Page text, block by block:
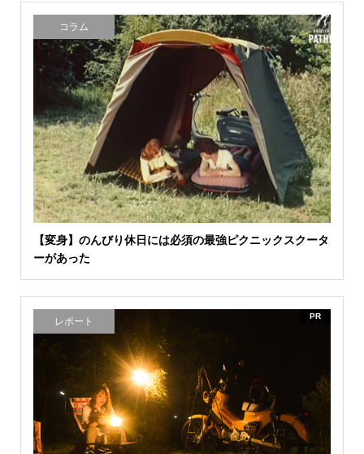
コラム
【変身】のんびり休日には必須の最強ピクニックスクータ
ーがあった
レポート PR